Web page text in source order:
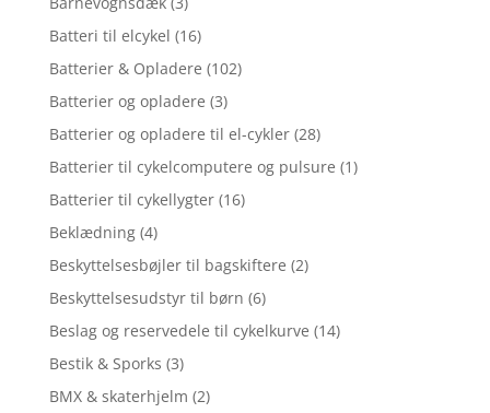
Batteri til elcykel (16)
Batterier & Opladere (102)
Batterier og opladere (3)
Batterier og opladere til el-cykler (28)
Batterier til cykelcomputere og pulsure (1)
Batterier til cykellygter (16)
Beklædning (4)
Beskyttelsesbøjler til bagskiftere (2)
Beskyttelsesudstyr til børn (6)
Beslag og reservedele til cykelkurve (14)
Bestik & Sporks (3)
BMX & skaterhjelm (2)